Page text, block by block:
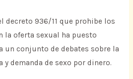
decreto 936/11 que prohibe los
la oferta sexual ha puesto
un conjunto de debates sobre la
demanda de sexo por dinero.